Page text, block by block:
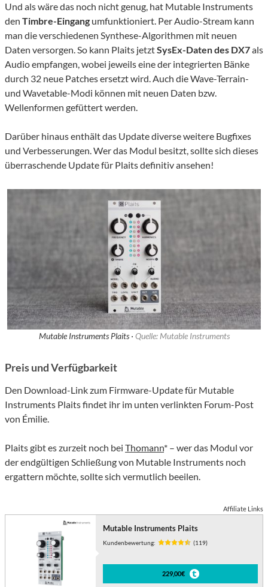
Und als wäre das noch nicht genug, hat Mutable Instruments
den Timbre-Eingang umfunktioniert. Per Audio-Stream kann
man die verschiedenen Synthese-Algorithmen mit neuen
Daten versorgen. So kann Plaits jetztSysEx-Daten des DX7als
Audio empfangen, wobei jeweils eine der integrierten Bänke
durch 32 neue Patches ersetzt wird. Auch die Wave-Terrain-
und Wavetable-Modi können mit neuen Daten bzw.
Wellenformen gefüttert werden.
Darüber hinaus enthält das Update diverse weitere Bugfixes
und Verbesserungen. Wer das Modul besitzt, sollte sich dieses
überraschende Update für Plaits definitiv ansehen!
Mutable Instruments Plaits · Quelle: Mutable Instruments
Preis und Verfügbarkeit
Den Download-Link zum Firmware-Update für Mutable
Instruments Plaits findet ihr im unten verlinkten Forum-Post
von Émilie.
Plaits gibt es zurzeit noch bei Thomann* – wer das Modul vor
der endgültigen Schließung von Mutable Instruments noch
ergattern möchte, sollte sich vermutlich beeilen.
Affiliate Links
Mutable Instruments Plaits
Kundenbewertung: (119)
229,00€